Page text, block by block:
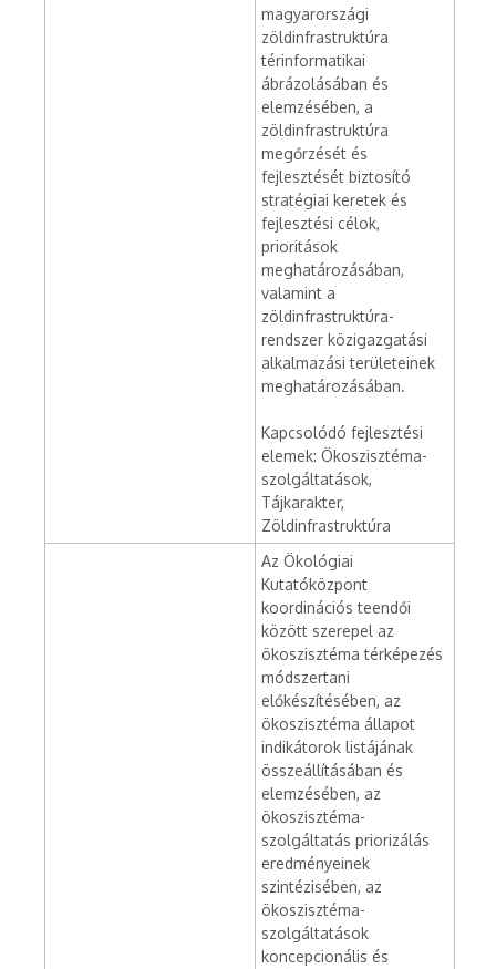
magyarországi
zöldinfrastruktúra
térinformatikai
ábrázolásában és
elemzésében, a
zöldinfrastruktúra
megőrzését és
fejlesztését biztosító
stratégiai keretek és
fejlesztési célok,
prioritások
meghatározásában,
valamint a
zöldinfrastruktúra-
rendszer közigazgatási
alkalmazási területeinek
meghatározásában.
Kapcsolódó fejlesztési
elemek: Ökoszisztéma-
szolgáltatások,
Tájkarakter,
Zöldinfrastruktúra
Az Ökológiai
Kutatóközpont
koordinációs teendői
között szerepel az
ökoszisztéma térképezés
módszertani
előkészítésében, az
ökoszisztéma állapot
indikátorok listájának
összeállításában és
elemzésében, az
ökoszisztéma-
szolgáltatás priorizálás
eredményeinek
szintézisében, az
ökoszisztéma-
szolgáltatások
koncepcionális és